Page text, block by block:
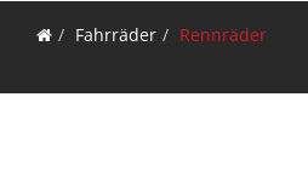
Fahrräder Rennräder